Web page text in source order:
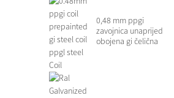
0,48 mm ppgi
zavojnica unaprijed
obojena gi čelična